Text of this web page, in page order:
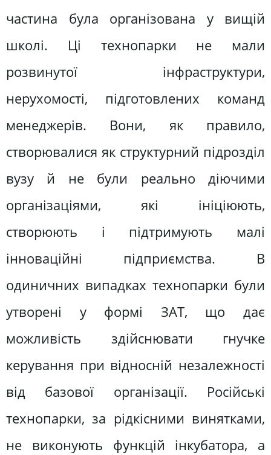
частина була організована у вищій
школі. Ці технопарки не мали
розвинутої інфраструктури,
нерухомості, підготовлених команд
менеджерів. Вони, як правило,
створювалися як структурний підрозділ
вузу й не були реально діючими
організаціями, які ініціюють,
створюють і підтримують малі
інноваційні підприємства. В
одиничних випадках технопарки були
утворені у формі ЗАТ, що дає
можливість здійснювати гнучке
керування при відносній незалежності
від базової організації. Російські
технопарки, за рідкісними винятками,
не виконують функцій інкубатора, а